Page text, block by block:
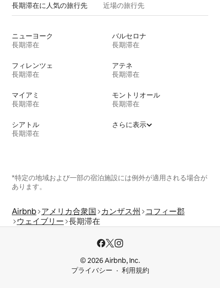
長期滞在に人気の旅行先 近場の旅行先
ニューヨーク
長期滞在
バルセロナ
長期滞在
フィレンツェ
長期滞在
アテネ
長期滞在
マイアミ
長期滞在
モントリオール
長期滞在
シアトル
長期滞在
さらに表示
*特定の地域および一部の宿泊施設には例外が適用される場合が
あります。
Airbnb アメリカ合衆国 カンザス州
コフィー郡
ウェイブリー 長期滞在
© 2026 Airbnb, Inc.
プライバシー
利用規約